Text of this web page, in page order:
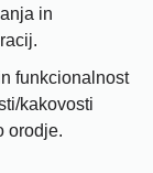
in
funkcionalnost
kakovosti
orodje.